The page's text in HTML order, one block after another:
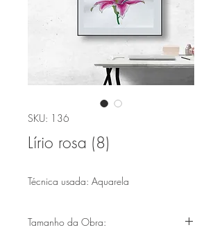
SKU: 136
Lírio rosa (8)
Técnica usada: Aquarela
Tamanho da Obra: